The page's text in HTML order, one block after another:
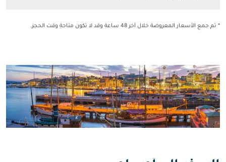
* تم جمع الأسعار المعروضة خلال آخر 48 ساعة وقد لا تكون متاحة وقت الحجز.